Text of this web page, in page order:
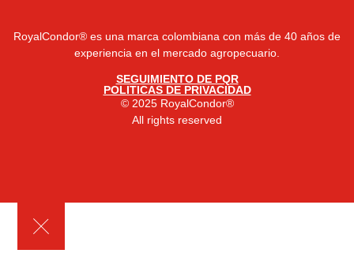
RoyalCondor® es una marca colombiana con más de 40 años de
experiencia en el mercado agropecuario.
SEGUIMIENTO DE PQR
POLITICAS DE PRIVACIDAD
© 2025 RoyalCondor®
All rights reserved